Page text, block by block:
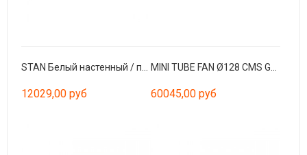
12029,00 руб 60045,00 руб